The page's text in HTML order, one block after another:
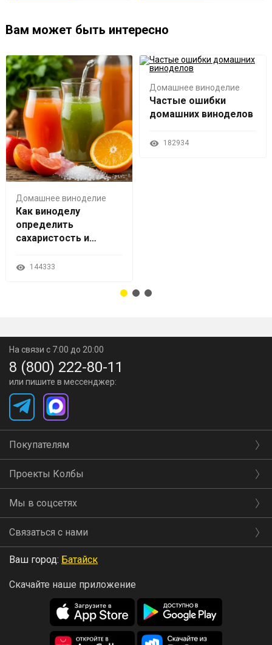
Вам может быть интересно
Домашнее виноделие
Как виноделу
определить
сахаристость и
144333
Домашнее виноделие
Частые ошибки
домашних виноделов
182934
На связи с 7:00 до 20:00
8 (800) 222-80-11
или пишите в мессенджер:
Покупателям
Проекты Колбы
Мы в соцсетях
Связаться с нами
Ваш город: Батайск
Скачайте наше приложение